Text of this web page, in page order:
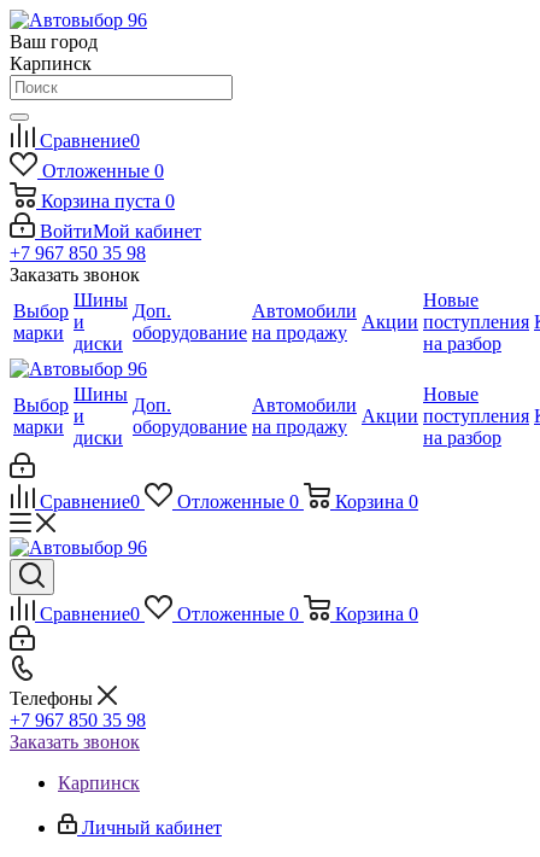
Ваш город
Карпинск
Сравнение0
Отложенные 0
Корзина пуста 0
ВойтиМой кабинет
+7 967 850 35 98
Заказать звонок
Выбор
марки
Шины
и
диски
Доп.
оборудование
Автомобили
на продажу
Акции
Новые
поступления
на разбор
Выбор
марки
Шины
и
диски
Доп.
оборудование
Автомобили
на продажу
Акции
Новые
поступления
на разбор
Сравнение0 Отложенные 0 Корзина 0
Сравнение0 Отложенные 0 Корзина 0
Телефоны
+7 967 850 35 98
Заказать звонок
Карпинск
Личный кабинет